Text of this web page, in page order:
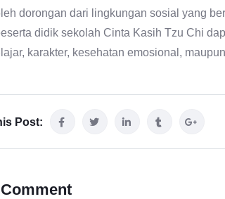
dorongan dari lingkungan sosial yang
didik sekolah Cinta Kasih Tzu Chi
karakter, kesehatan emosional,
Post: